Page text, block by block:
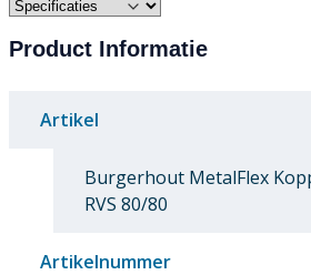
Product Informatie
Artikel
Burgerhout MetalFlex
RVS 80/80
Artikelnummer